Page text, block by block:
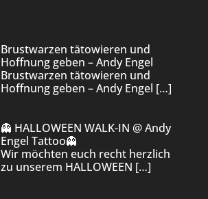
Brustwarzen tätowieren und
Hoffnung geben – Andy Engel
Brustwarzen tätowieren und
Hoffnung geben – Andy Engel […]
👻 HALLOWEEN WALK-IN @ Andy
Engel Tattoo👻
Wir möchten euch recht herzlich
zu unserem HALLOWEEN […]